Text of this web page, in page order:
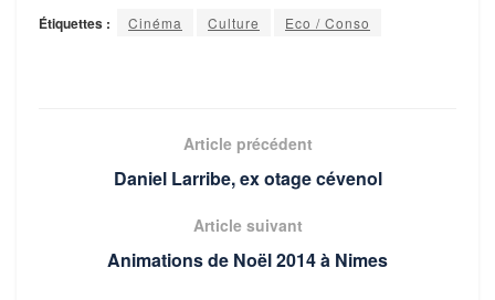
Étiquettes : Cinéma Culture Eco / Conso
Article précédent
Daniel Larribe, ex otage cévenol
Article suivant
Animations de Noël 2014 à Nimes